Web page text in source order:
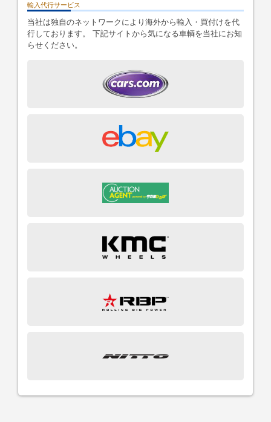
輸入代行サービス
当社は独自のネットワークにより海外から輸入・買付けを代
行しております。 下記サイトから気になる車輌を当社にお知
らせください。